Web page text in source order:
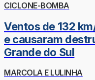
CICLONE-BOMBA
Ventos de 132
e causaram
Grande do Sul
MARCOLA E LULINHA